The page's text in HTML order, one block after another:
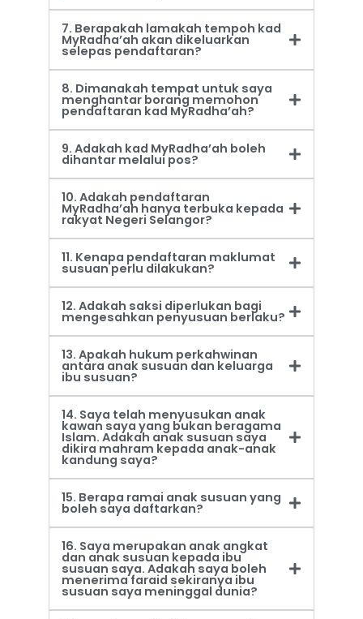
7. Berapakah lamakah tempoh kad
MyRadha’ah akan dikeluarkan
selepas pendaftaran?
8. Dimanakah tempat untuk saya
menghantar borang memohon
pendaftaran kad MyRadha’ah?
9. Adakah kad MyRadha’ah boleh
dihantar melalui pos?
10. Adakah pendaftaran
MyRadha’ah hanya terbuka kepada
rakyat Negeri Selangor?
11. Kenapa pendaftaran maklumat
susuan perlu dilakukan?
12. Adakah saksi diperlukan bagi
mengesahkan penyusuan berlaku?
13. Apakah hukum perkahwinan
antara anak susuan dan keluarga
ibu susuan?
14. Saya telah menyusukan anak
kawan saya yang bukan beragama
Islam. Adakah anak susuan saya
dikira mahram kepada anak-anak
kandung saya?
15. Berapa ramai anak susuan yang
boleh saya daftarkan?
16. Saya merupakan anak angkat
dan anak susuan kepada ibu
susuan saya. Adakah saya boleh
menerima faraid sekiranya ibu
susuan saya meninggal dunia?